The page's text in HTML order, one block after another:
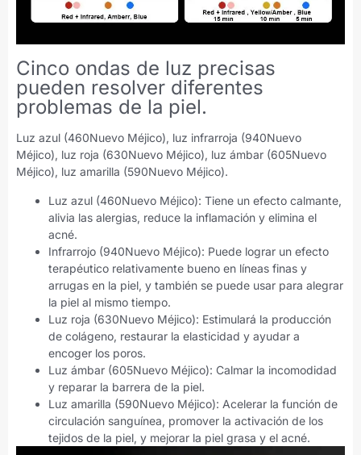
Cinco ondas de luz precisas
pueden resolver diferentes
problemas de la piel.
Luz azul (460Nuevo Méjico), luz infrarroja (940Nuevo
Méjico), luz roja (630Nuevo Méjico), luz ámbar (605Nuevo
Méjico), luz amarilla (590Nuevo Méjico).
Luz azul (460Nuevo Méjico): Tiene un efecto calmante,
alivia las alergias, reduce la inflamación y elimina el
acné.
Infrarrojo (940Nuevo Méjico): Puede lograr un efecto
terapéutico relativamente bueno en líneas finas y
arrugas en la piel, y también se puede usar para alegrar
la piel al mismo tiempo.
Luz roja (630Nuevo Méjico): Estimulará la producción
de colágeno, restaurar la elasticidad y ayudar a
encoger los poros.
Luz ámbar (605Nuevo Méjico): Calmar la incomodidad
y reparar la barrera de la piel.
Luz amarilla (590Nuevo Méjico): Acelerar la función de
circulación sanguínea, promover la activación de los
tejidos de la piel, y mejorar la piel grasa y el acné.